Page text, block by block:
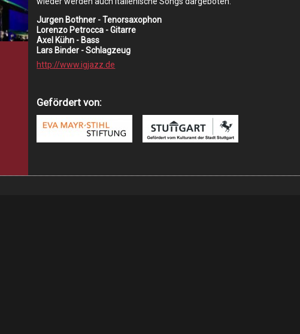
Jurgen Bothner - Tenorsaxophon
Lorenzo Petrocca - Gitarre
Axel Kühn - Bass
Lars Binder - Schlagzeug
http://www.igjazz.de
Gefördert von: